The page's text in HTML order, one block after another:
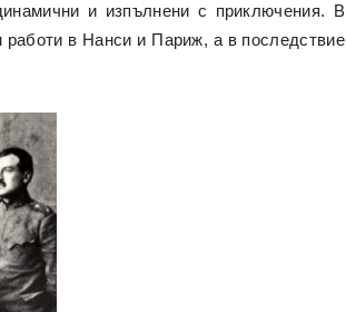
и изпълнени с приключения. В
в Нанси и Париж, а в последствие